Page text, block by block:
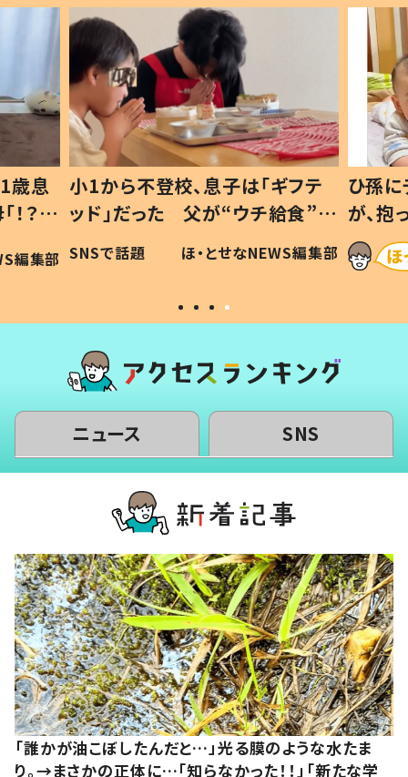
歳息
？」
編集部
小1から不登校、息子は「ギフテ
ッド」だった 父が“ウチ給食”を
作り続ける理由とは #令和の親
#令和の子
SNSで話題 ほ・とせなNEWS編集部
ひ孫
が、
「涙が
い」
ニュース SNS
「誰かが油こぼしたんだと…」光る膜のような水たま
り。→まさかの正体に…「知らなかった！！」「新たな学